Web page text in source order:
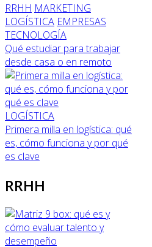
RRHH MARKETING
LOGÍSTICA EMPRESAS
TECNOLOGÍA
Qué estudiar para trabajar
desde casa o en remoto
LOGÍSTICA
Primera milla en logística: qué
es, cómo funciona y por qué
es clave
RRHH